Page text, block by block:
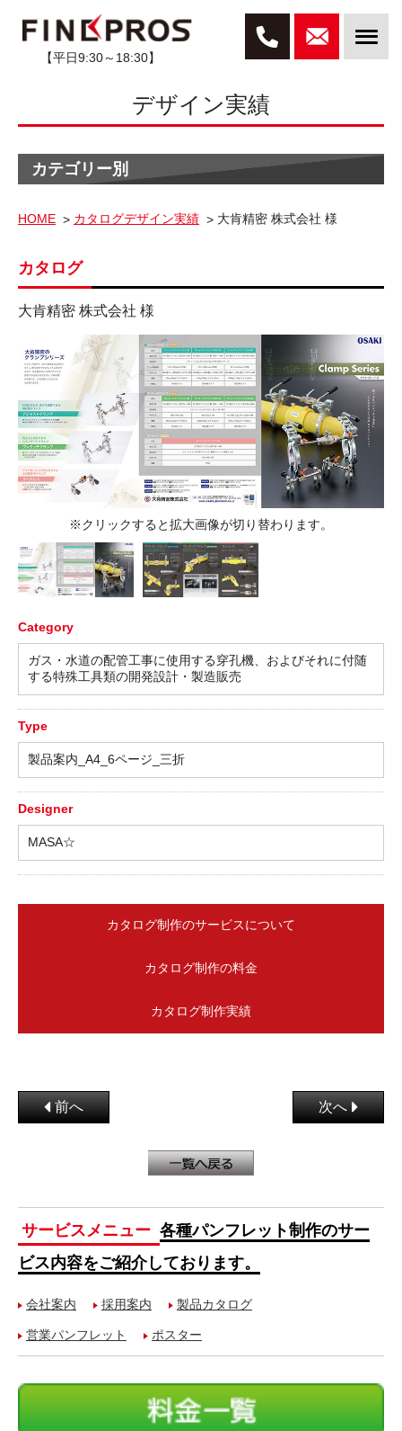
【平日9:30～18:30】
デザイン実績
カテゴリー別
HOME カタログデザイン実績 大肯精密 株式会社 様
カタログ
大肯精密 株式会社 様
※クリックすると拡大画像が切り替わります。
Category
ガス・水道の配管工事に使用する穿孔機、およびそれに付随
する特殊工具類の開発設計・製造販売
Type
製品案内_A4_6ページ_三折
Designer
MASA☆
カタログ制作のサービスについて
カタログ制作の料金
カタログ制作実績
前へ 次へ
サービスメニュー 各種パンフレット制作のサー
ビス内容をご紹介しております。
会社案内 採用案内 製品カタログ
営業パンフレット ポスター